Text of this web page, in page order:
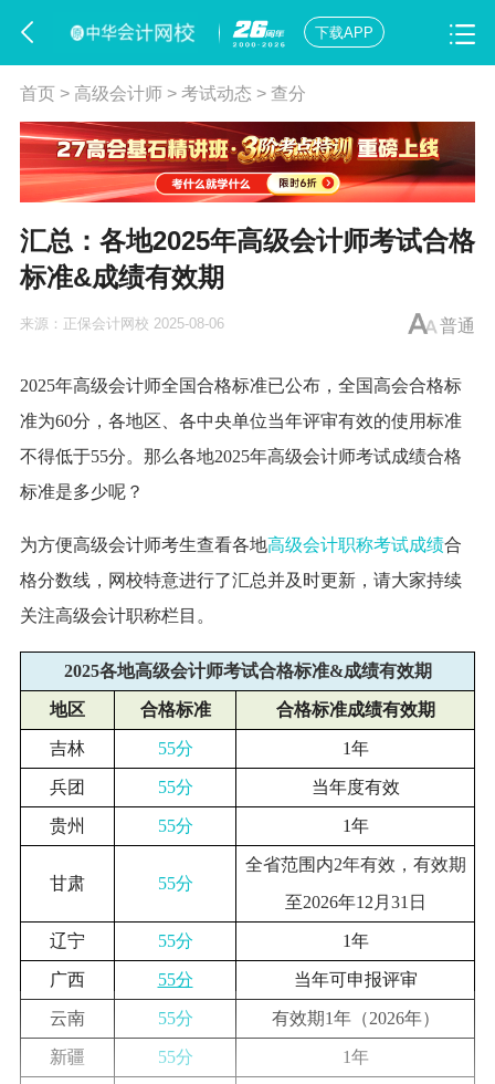
下载APP
首页> 高级会计师> 考试动态 > 查分
汇总：各地2025年高级会计师考试合格
标准&成绩有效期
普通
来源： 正保会计网校 2025-08-06
2025年高级会计师全国合格标准已公布，全国高会合格标
准为60分，各地区、各中央单位当年评审有效的使用标准
不得低于55分。那么各地2025年高级会计师考试成绩合格
标准是多少呢？
为方便高级会计师考生查看各地高级会计职称考试成绩合
格分数线，网校特意进行了汇总并及时更新，请大家持续
关注高级会计职称栏目。
2025各地高级会计师考试合格标准&成绩有效期
地区 合格标准 合格标准成绩有效期
吉林 55分 1年
兵团 55分 当年度有效
贵州 55分 1年
甘肃 55分
全省范围内2年有效，有效期
至2026年12月31日
辽宁 55分 1年
广西 55分 当年可申报评审
云南 55分 有效期1年（2026年）
新疆 55分 1年